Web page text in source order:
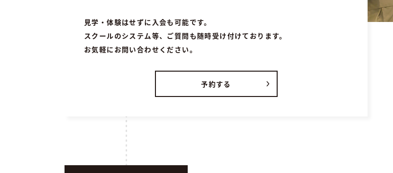
見学・体験はせずに入会も可能です。
スクールのシステム等、ご質問も随時受け付けております。
お気軽にお問い合わせください。
予約する